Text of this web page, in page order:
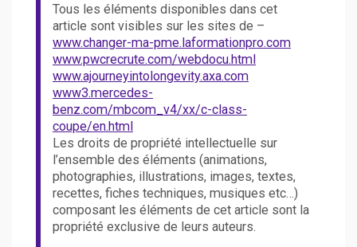
Tous les éléments disponibles dans cet
article sont visibles sur les sites de –
www.changer-ma-pme.laformationpro.com
www.pwcrecrute.com/webdocu.html
www.ajourneyintolongevity.axa.com
www3.mercedes-
benz.com/mbcom_v4/xx/c-class-
coupe/en.html
Les droits de propriété intellectuelle sur
l’ensemble des éléments (animations,
photographies, illustrations, images, textes,
recettes, fiches techniques, musiques etc…)
composant les éléments de cet article sont la
propriété exclusive de leurs auteurs.